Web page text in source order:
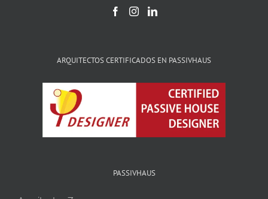
ARQUITECTOS CERTIFICADOS EN PASSIVHAUS
PASSIVHAUS